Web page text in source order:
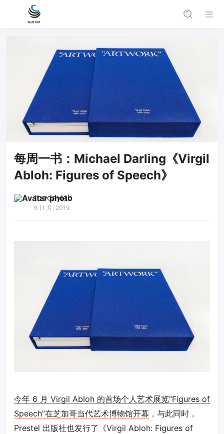
每周一书：Michael Darling《Virgil
Abloh: Figures of Speech》
toodaylab
6 11 月, 2019
今年 6 月 Virgil Abloh 的首场个人艺术展览“Figures of
Speech”在芝加哥当代艺术博物馆开幕 ，与此同时，
Prestel 出版社也发行了《Virgil Abloh: Figures of